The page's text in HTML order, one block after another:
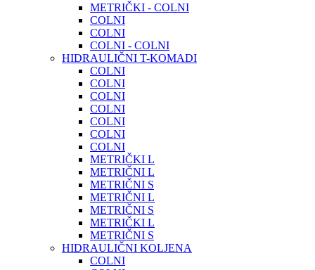
METRIČKI - COLNI
COLNI
COLNI
COLNI - COLNI
HIDRAULIČNI T-KOMADI
COLNI
COLNI
COLNI
COLNI
COLNI
COLNI
COLNI
METRIČKI L
METRIČNI L
METRIČNI S
METRIČNI L
METRIČNI S
METRIČKI L
METRIČNI S
HIDRAULIČNI KOLJENA
COLNI